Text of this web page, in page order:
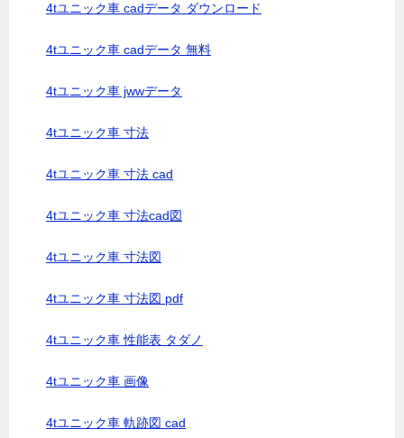
4tユニック車 cadデータ ダウンロード
4tユニック車 cadデータ 無料
4tユニック車 jwwデータ
4tユニック車 寸法
4tユニック車 寸法 cad
4tユニック車 寸法cad図
4tユニック車 寸法図
4tユニック車 寸法図 pdf
4tユニック車 性能表 タダノ
4tユニック車 画像
4tユニック車 軌跡図 cad